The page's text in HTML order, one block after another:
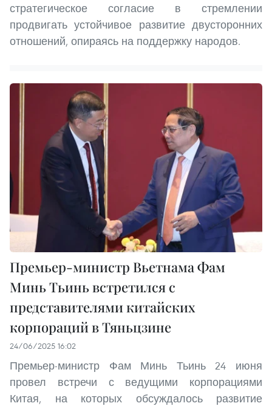
стратегическое согласие в стремлении
продвигать устойчивое развитие двусторонних
отношений, опираясь на поддержку народов.
Премьер-министр Вьетнама Фам
Минь Тьинь встретился с
представителями китайских
корпораций в Тяньцзине
24/06/2025 16:02
Премьер-министр Фам Минь Тьинь 24 июня
провел встречи с ведущими корпорациями
Китая, на которых обсуждалось развитие